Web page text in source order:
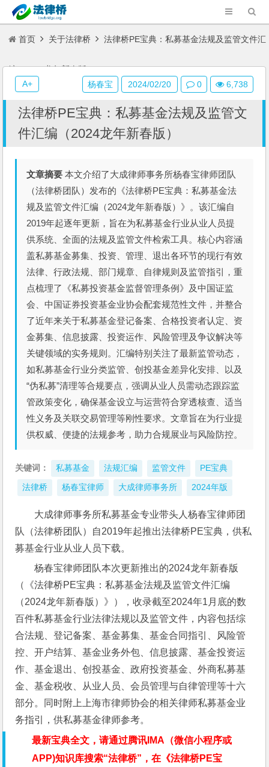
首页 关于法律桥 法律桥PE宝典：私募基金法规及监管文件汇
编（2024龙年新春版）
法律桥PE宝典：私募基金法规及监管文
件汇编（2024龙年新春版）
文章摘要 本文介绍了大成律师事务所杨春宝律师团队
（法律桥团队）发布的《法律桥PE宝典：私募基金法
规及监管文件汇编（2024龙年新春版）》。该汇编自
2019年起逐年更新，旨在为私募基金行业从业人员提
供系统、全面的法规及监管文件检索工具。核心内容涵
盖私募基金募集、投资、管理、退出各环节的现行有效
法律、行政法规、部门规章、自律规则及监管指引，重
点梳理了《私募投资基金监督管理条例》及中国证监
会、中国证券投资基金业协会配套规范性文件，并整合
了近年来关于私募基金登记备案、合格投资者认定、资
金募集、信息披露、投资运作、风险管理及争议解决等
关键领域的实务规则。汇编特别关注了最新监管动态，
如私募基金行业分类监管、创投基金差异化安排、以及
“伪私募”清理等合规要点，强调从业人员需动态跟踪监
管政策变化，确保基金设立与运营符合穿透核查、适当
性义务及关联交易管理等刚性要求。文章旨在为行业提
供权威、便捷的法规参考，助力合规展业与风险防控。
关键词： 私募基金 法规汇编 监管文件 PE宝典
法律桥 杨春宝律师 大成律师事务所 2024年版
大成律师事务所私募基金专业带头人杨春宝律师团
队（法律桥团队）自2019年起推出法律桥PE宝典，供私
募基金行业从业人员下载。
杨春宝律师团队本次更新推出的2024龙年新春版
（《法律桥PE宝典：私募基金法规及监管文件汇编
（2024龙年新春版）》），收录截至2024年1月底的数
百件私募基金行业法律法规以及监管文件，内容包括综
合法规、登记备案、基金募集、基金合同指引、风险管
控、开户结算、基金业务外包、信息披露、基金投资运
作、基金退出、创投基金、政府投资基金、外商私募基
金、基金税收、从业人员、会员管理与自律管理等十六
部分。同时附上上海市律师协会的相关律师私募基金业
务指引，供私募基金律师参考。
最新宝典全文，请通过腾讯IMA（微信小程序或
APP)知识库搜索“法律桥”，在《法律桥PE宝
杨春宝 2024/02/20 0 6,738
A+